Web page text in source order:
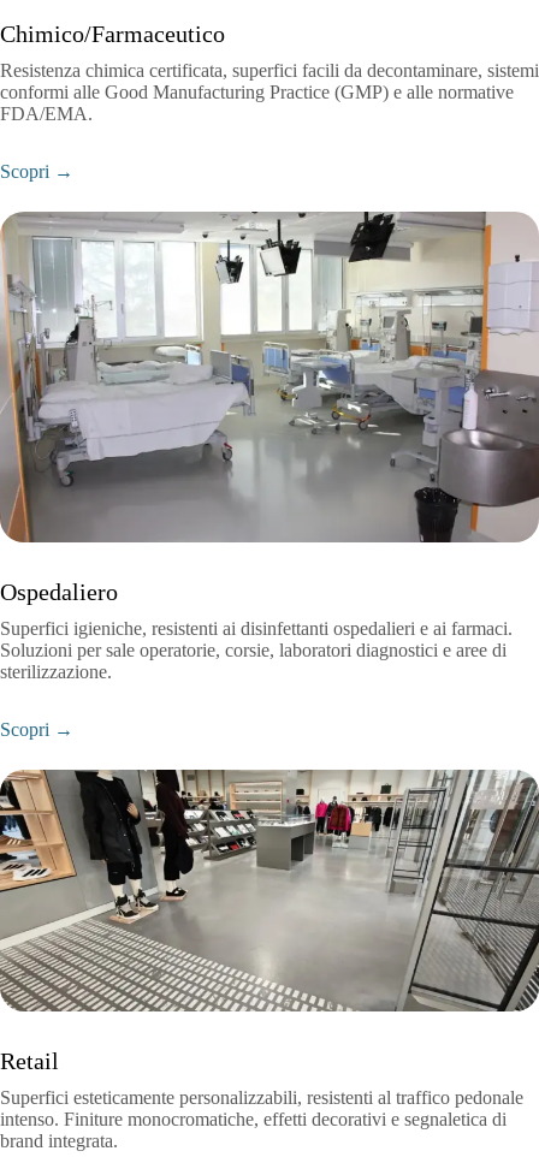
Chimico/Farmaceutico
Resistenza chimica certificata, superfici facili da decontaminare, sistemi
conformi alle Good Manufacturing Practice (GMP) e alle normative
FDA/EMA.
Scopri →
Ospedaliero
Superfici igieniche, resistenti ai disinfettanti ospedalieri e ai farmaci.
Soluzioni per sale operatorie, corsie, laboratori diagnostici e aree di
sterilizzazione.
Scopri →
Retail
Superfici esteticamente personalizzabili, resistenti al traffico pedonale
intenso. Finiture monocromatiche, effetti decorativi e segnaletica di
brand integrata.